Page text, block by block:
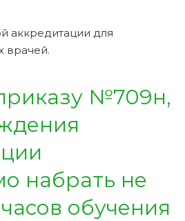
аккредитации для
врачей.
№709н,
набрать не
обучения